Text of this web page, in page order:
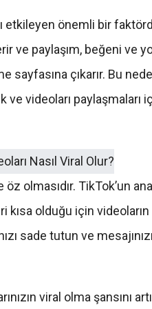
etkileyen önemli bir
ve paylaşım, beğeni ve
sayfasına çıkarır. Bu
videoları paylaşmaları
olmasıdır. TikTok’un
olduğu için videoların
sade tutun ve
viral olma şansını